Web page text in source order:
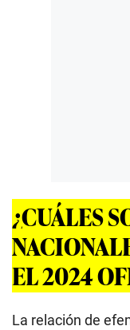
¿CUÁLES
EL 2024
La relación de